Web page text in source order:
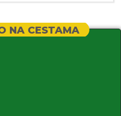
NA CESTAMA